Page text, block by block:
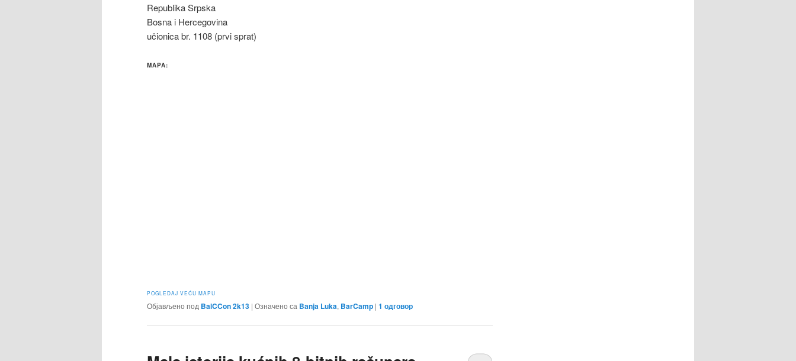
Republika Srpska
Bosna i Hercegovina
učionica br. 1108 (prvi sprat)
MAPA:
POGLEDAJ VEĆU MAPU
Објављено под BalCCon 2k13 | Означено са Banja Luka, BarCamp | 1 одговор